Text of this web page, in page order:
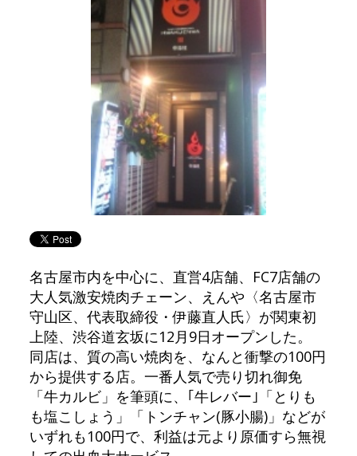
名古屋市内を中心に、直営4店舗、FC7店舗の
大人気激安焼肉チェーン、えんや〈名古屋市
守山区、代表取締役・伊藤直人氏〉が関東初
上陸、渋谷道玄坂に12月9日オープンした。
同店は、質の高い焼肉を、なんと衝撃の100円
から提供する店。一番人気で売り切れ御免
「牛カルビ」を筆頭に、｢牛レバー｣「とりも
も塩こしょう」「トンチャン(豚小腸)」などが
いずれも100円で、利益は元より原価すら無視